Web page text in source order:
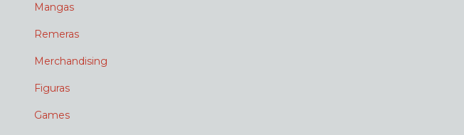
Mangas
Remeras
Merchandising
Figuras
Games